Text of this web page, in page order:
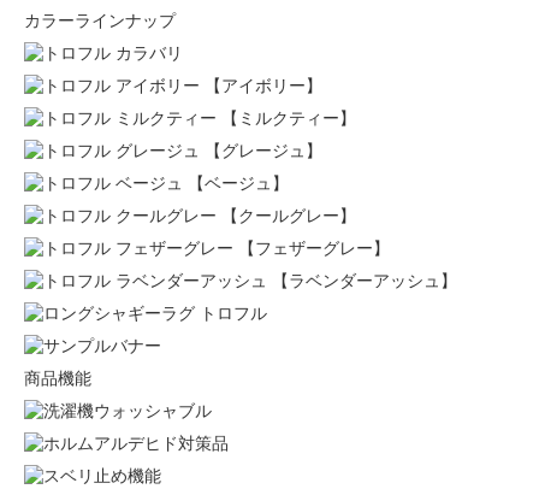
カラーラインナップ
【アイボリー】
【ミルクティー】
【グレージュ】
【ベージュ】
【クールグレー】
【フェザーグレー】
【ラベンダーアッシュ】
商品機能